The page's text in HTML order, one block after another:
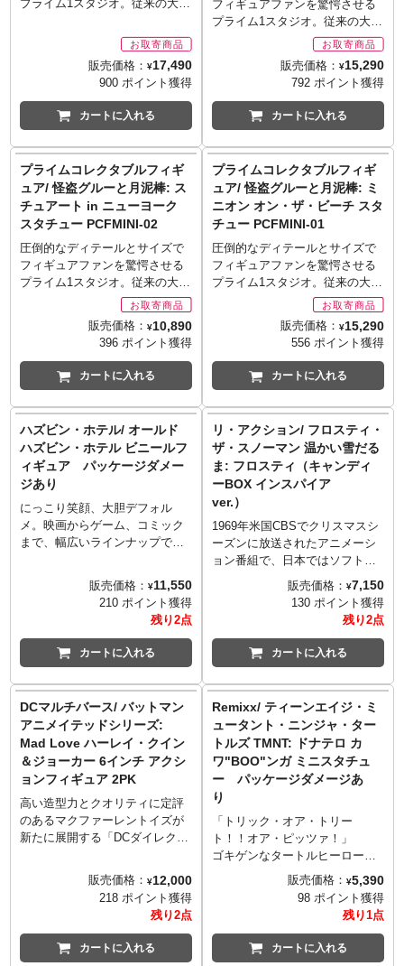
Universal Studios. Licensed by
Universal Studios. All rights
■重量: 約17.2kg
■素材: ポリストーン（一部に別
■数量: 後日発表（台座裏とパッ
ケージにシリアルナンバー入
り）
■仕様
3D立体造形の使用により詳細な
ディテールまで再現。
専用ベース付属。
■注記
の商品とは異なる場合がありま
す。
ご使用のモニターにより実際の
色と違って見える場合がありま
転倒防止のため必ず台座を使用
■版権表記: Batman and all
related characters and elements
are trademarks of and (c) DC
Comics. (c) Warner Bros. Japan
LLC
■素材: ポリストーン
■数量: 未定
3D立体造形の使用により詳細な
ディテールまで再現。
写真は製品サンプルです。実際
の商品とは異なる場合がありま
す。
ご使用のモニターにより実際の
色と違って見える場合がありま
す。
転倒防止のため必ず台座を使用
してください。
■版権表記: Despicable Me,
Minion Made and all related
marks and characters are
trademarks and copyrights of
Universal Studios. Licensed by
Universal Studios. All rights
か、まさかまさかの曲芸サーフ
ィン！頭の形が丸々していてバ
ランス取るのも難しいはずなの
に、目くばせしながら楽々ライ
ディング。ミニオンらしさが凝
縮されたアイテムとなりまし
※お取り寄せ商品はご注文後出
荷までに1週間前後必要となりま
す。
※メーカー在庫品切れの場合、
商品をご用意出来ない場合もご
ざいます。
■シリーズ名: プライムコレクタ
ブルフィギュア
■製造・発売: 株式会社プライム
■サイズ: 全高約21.3cm/全幅約
17.2cm/奥行約19.6cm
■重量: 約1kg
■発売予定: 2020年8～12月
■数量: 未定
■仕様
3D立体造形の使用により詳細な
ディテールまで再現。
■注記
の商品とは異なる場合がありま
す。
ご使用のモニターにより実際の
転倒防止のため必ず台座を使用
Minion Made and all related
marks and characters are
trademarks and copyrights of
Universal Studios. Licensed by
Universal Studios. All rights
Reserved.
じですが、なにやら不穏な空気
も！？ヴィネットなので、ベー
スにある鉄格子もしっかり再現
されました。
※メーカー在庫品切れの場合、
商品をご用意出来ない場合もご
ざいます。
ブルフィギュア
■製造・発売: 株式会社プライム
1スタジオ
■サイズ: 全高約15cm/全幅約
18.4cm/奥行約15.4cm
■重量: 約1.2kg
■発売予定: 2020年8～12月
■素材: ポリストーン＆ABS（本
体）、ポリストーン（ベース）
3D立体造形の使用により詳細な
ディテールまで再現。
写真は製品サンプルです。実際
の商品とは異なる場合がありま
す。
ご使用のモニターにより実際の
色と違って見える場合がありま
す。
転倒防止のため必ず台座を使用
■版権表記: Despicable Me,
Minion Made and all related
marks and characters are
trademarks and copyrights of
Universal Studios. Licensed by
Universal Studios. All rights
プライム1スタジオ。従来の大型
しながら、コレクションしやす
いサイズ感とハイディテールを
合わせたシリーズ「プライムコ
レクタブルフィギュア」の新作
です！『怪盗グルー』や『ミニ
オン』などで知られる「ミニオ
ャににぎやかな生活の一部が垣
間見れるようなヴィネットスタ
イルで立体化します。トム、ス
チュアート、ケビンがユニオン
ジャック柄のスクーターに乗っ
ているシーンを再現しました。
ヴィネットなのでベースのデザ
インにも注目！石畳のストリー
ト、屋外消火栓など、小さいな
らがらも『ミニオンズ』ワール
ドが楽しめます。
※メーカー在庫品切れの場合、
商品をご用意出来ない場合もご
ざいます。
ブルフィギュア
■製造・発売: 株式会社プライム
1スタジオ
■サイズ: 全高約15.3cm/全幅約
20.4cm/奥行約15.5cm
■重量: 未定
■発売予定: 2020年8～10月
■素材: ポリストーン（一部に別
素材を使用）
3D立体造形の使用により詳細な
■注記
写真は製品サンプルです。実際
す。
ご使用のモニターにより実際の
色と違って見える場合がありま
す。
転倒防止のため必ず台座を使用
してください。
Studios LLC. All Rights
Reserved.
販売価格： ¥17,490
900 ポイント獲得
カートに入れる
フィギュアファンを驚愕させる
プライム1スタジオ。従来の大型
スタチューのクオリティを維持
しながら、コレクションしやす
いサイズ感とハイディテールを
合わせたシリーズ「プライムコ
レクタブルフィギュア」の新作
です！『怪盗グルー』や『ミニ
ンズ」シリーズを、ハチャメチ
ャににぎやかな生活の一部が垣
間見れるようなヴィネットスタ
イルで立体化します。愉快だけ
どなかなかの働き者、ミニオン
たち。研究所内で見事なタワー
をキメる、ミニオン3体の姿を再
現しました！怪しげな薬品を手
にしているため、このあと起き
そうなことといえば…単なる
「シーン」としての切り抜きだ
けではなく、その背後の「物
語」なども楽しめるアイテムと
なりました。
商品をご用意出来ない場合もご
ざいます。
■シリーズ名: プライムコレクタ
ブルフィギュア
■製造・発売: 株式会社プライム
1スタジオ
■サイズ: 全高約25.7cm/全幅約
17.8cm/奥行約17.8cm
■重量: 未定
■発売予定: 2020年8～10月
■素材: ポリストーン（一部に別
■仕様
3D立体造形の使用により詳細な
■注記
写真は製品サンプルです。実際
の商品とは異なる場合がありま
す。
ご使用のモニターにより実際の
色と違って見える場合がありま
す。
してください。
■版権表記: © Universal City
Studios LLC. All Rights
販売価格： ¥15,290
792 ポイント獲得
カートに入れる
プライムコレクタブルフィギ
ュア/ 怪盗グルーと月泥棒: ス
チュアート in ニューヨーク
スタチュー PCFMINI-02
圧倒的なディテールとサイズで
フィギュアファンを驚愕させる
プライム1スタジオ。従来の大型
スタチューのクオリティを維持
しながら、コレクションしやす
いサイズ感とハイディテールを
合わせたシリーズ「プライムコ
レクタブルフィギュア」の新作
です！『怪盗グルー』や『ミニ
ンズ」シリーズを、ハチャメチ
ャににぎやかな生活の一部が垣
間見れるようなヴィネットスタ
イルで立体化します。こちらは
映画『怪盗グルーと月泥棒』か
らギターを手にNYに降り立った
スチュアートの姿をフィーチャ
ー！常に目が半開きなスチュア
てしまった消火栓に…。部屋に
飾るだけでテンションが上がっ
たり楽しくなるような、そんな
ムードあるアイテムとして完成
しました。
荷までに1週間前後必要となりま
す。
※メーカー在庫品切れの場合、
商品をご用意出来ない場合もご
ざいます。
■シリーズ名: プライムコレクタ
ブルフィギュア
■製造・発売: 株式会社プライム
1スタジオ
■サイズ: 全高約10.5cm/全幅約
■発売予定: 2020年6～8月
■素材: ポリストーン、ABS（一
部に別素材を使用）
■数量: 未定
販売価格： ¥10,890
396 ポイント獲得
カートに入れる
プライムコレクタブルフィギ
ュア/ 怪盗グルーと月泥棒: ミ
ニオン オン・ザ・ビーチ スタ
チュー PCFMINI-01
圧倒的なディテールとサイズで
フィギュアファンを驚愕させる
プライム1スタジオ。従来の大型
スタチューのクオリティを維持
しながら、コレクションしやす
いサイズ感とハイディテールを
合わせたシリーズ「プライムコ
レクタブルフィギュア」の新作
です！『怪盗グルー』や『ミニ
ンズ」シリーズを、ハチャメチ
ャににぎやかな生活の一部が垣
間見れるようなヴィネットスタ
イルで立体化します。こちらは
映画『怪盗グルーと月泥棒』か
らトム、スチュアート、ケビン
を波際に佇む姿をフィーチャ
ー！サーフボードを浜辺に立
て、花柄のスイムウェアも着こ
ュエーション。部屋に飾るだけ
でテンションが上がったり楽し
くなるような、そんなムードあ
るアイテムとして完成しまし
荷までに1週間前後必要となりま
す。
※メーカー在庫品切れの場合、
商品をご用意出来ない場合もご
ざいます。
■シリーズ名: プライムコレクタ
ブルフィギュア
■製造・発売: 株式会社プライム
1スタジオ
■サイズ: 全高約23.5cm/全幅約
20.5cm/奥行約20.4cm
■発売予定: 2020年6～8月
■素材: ポリストーン、ABS（一
部に別素材を使用）
■数量: 未定
販売価格： ¥15,290
556 ポイント獲得
カートに入れる
ハズビン・ホテル/ オールド
ハズビン・ホテル ビニールフ
ィギュア パッケージダメー
ジあり
にっこり笑顔、大胆デフォル
メ。映画からゲーム、コミック
まで、幅広いラインナップでフ
・メドラーノによる大人気アニ
メ『ハズビン・ホテル』から
NEWアイテムが登場。こちら
は、まさかのハズビン・ホテル
そのもの！チャーリーの飼って
ンされているのも素敵です。
販売価格： ¥11,550
210 ポイント獲得
残り2点
カートに入れる
リ・アクション/ フロスティ・
ザ・スノーマン 温かい雪だる
ま: フロスティ（キャンディ
ーBOX インスパイア
ver.）
1969年米国CBSでクリスマスシ
ーズンに放送されたアニメーシ
ョン番組で、日本ではソフトと
して2000年代に入ってから見る
事が出来るようになった、命を
吹き込まれた雪だるまと娘の物
語『フロスティ・ザ・スノーマ
ン』のリアクションフィギュア
が装い新たに登場です。今回
メタリックな仕様。パッケージ
にはヴィンテージデザインのス
ノーマンたちが描かれていてホ
リデーシーズンにディスプレイ
したくなるアイテム。
販売価格： ¥7,150
130 ポイント獲得
残り2点
カートに入れる
DCマルチバース/ バットマン
アニメイテッドシリーズ:
Mad Love ハーレイ・クイン
＆ジョーカー 6インチ アクシ
ョンフィギュア 2PK
高い造型力とクオリティに定評
のあるマクファーレントイズが
新たに展開する「DCダイレク
され、今なお不動の人気を誇る
『バットマン アニメイテッド』
シリーズのコミック版に登場す
るキャラを立体化！「MAD
LOVE」をフィーチャーした、
ハーレイ・クインとジョーカー
販売価格： ¥12,000
218 ポイント獲得
残り2点
カートに入れる
Remixx/ ティーンエイジ・ミ
ュータント・ニンジャ・ター
トルズ TMNT: ドナテロ カ
ワ"BOO"ンガ ミニスタチュ
ー パッケージダメージあ
り
「トリック・オア・トリー
ト！！オア・ピッツァ！」
ゴキゲンなタートルヒーローが
ハロウィンに参戦。ドナテロは
80年代のハエ男になってしまっ
たバクスター・ストックマンの
仮装をしています。コスチュー
ムがピザの空箱で作られている
かようなデザインがとっても愛
販売価格： ¥5,390
98 ポイント獲得
残り1点
カートに入れる